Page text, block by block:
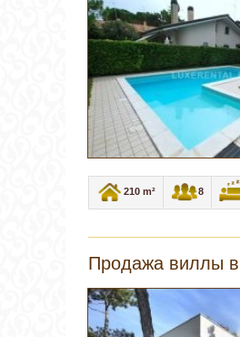
210 m² 8
Продажа виллы